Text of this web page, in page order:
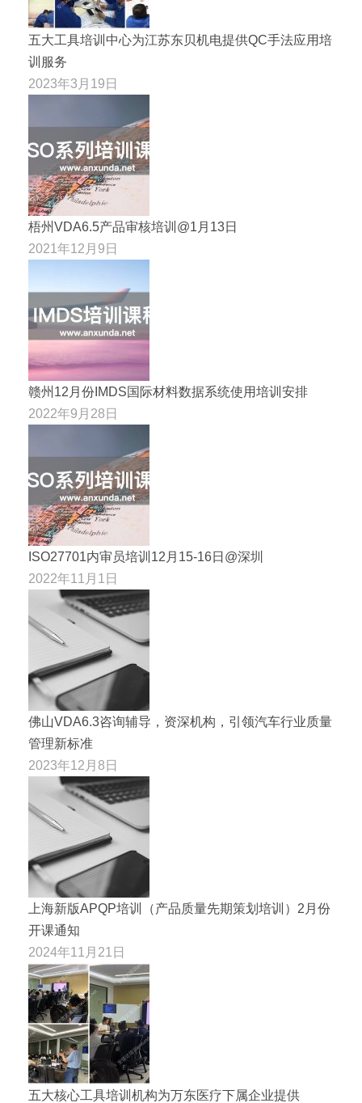
五大工具培训中心为江苏东贝机电提供QC手法应用培
训服务
2023年3月19日
梧州VDA6.5产品审核培训@1月13日
2021年12月9日
赣州12月份IMDS国际材料数据系统使用培训安排
2022年9月28日
ISO27701内审员培训12月15-16日@深圳
2022年11月1日
佛山VDA6.3咨询辅导，资深机构，引领汽车行业质量
管理新标准
2023年12月8日
上海新版APQP培训（产品质量先期策划培训）2月份
开课通知
2024年11月21日
五大核心工具培训机构为万东医疗下属企业提供